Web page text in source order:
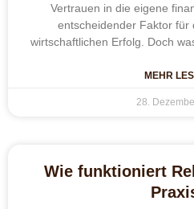
Vertrauen in die eigene
entscheidender Faktor für
wirtschaftlichen Erfolg. Doch
MEHR
28.
Wie funktioniert